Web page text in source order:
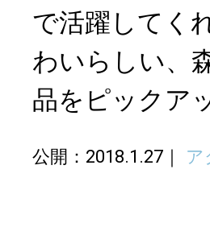
で活躍してく
わいらしい、
品をピックア
公開：2018.1.27 ア